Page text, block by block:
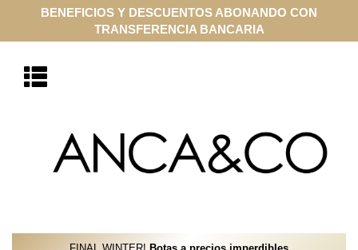
COMPRA ONLINE EN CUOTAS SIN INTERÉS CON VISA Y
MASTERCARD